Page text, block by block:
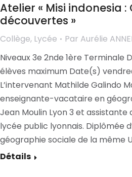
Atelier « Misi indonesia
découvertes »
Collège, Lycée Par Aurélie
Niveaux 3e 2nde 1ère Terminale
élèves maximum Date(s)
L’intervenant Mathilde Galindo
enseignante-vacataire en
Jean Moulin Lyon 3 et assistante
lycée public lyonnais. Diplômée
géographie sociale de la même
Détails